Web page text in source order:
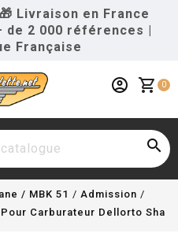
🎁 Livraison en France
de 2 000 références |
Française
shopping_cart 0
account_circle

/ MBK 51
Admission
Carburateur Dellorto Sha